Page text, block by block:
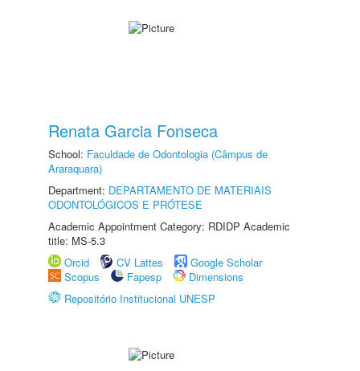
Renata Garcia Fonseca
School: Faculdade de Odontologia (Câmpus de
Araraquara)
Department: DEPARTAMENTO DE MATERIAIS
ODONTOLÓGICOS E PRÓTESE
Academic Appointment Category: RDIDP Academic
title: MS-5.3
Orcid
CV Lattes
Google Scholar
Scopus
Fapesp
Dimensions
Repositório Institucional UNESP